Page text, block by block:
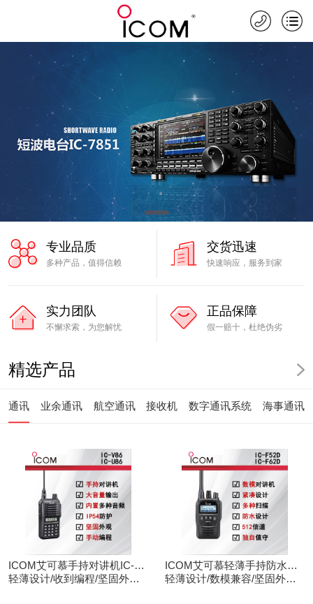
专业品质
多种产品，值得信赖
交货迅速
快速响应，服务到家
实力团队
不懈求索，为您解忧
正品保障
假一赔十，杜绝伪劣
精选产品
通讯 业余通讯 航空通讯 接收机 数字通讯系统 海事通讯
ICOM艾可慕手持对讲机IC-
V86/U86
轻薄设计/收到编程/坚固外观/
ICOM艾可慕轻薄手持防水对
讲机IC-F52D
轻薄设计/数模兼容/坚固外观/